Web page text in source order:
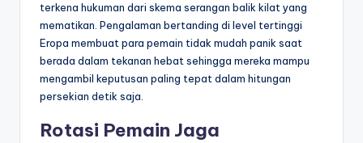
terkena hukuman dari skema serangan balik kilat yang
mematikan. Pengalaman bertanding di level tertinggi
Eropa membuat para pemain tidak mudah panik saat
berada dalam tekanan hebat sehingga mereka mampu
mengambil keputusan paling tepat dalam hitungan
persekian detik saja.
Rotasi Pemain Jaga